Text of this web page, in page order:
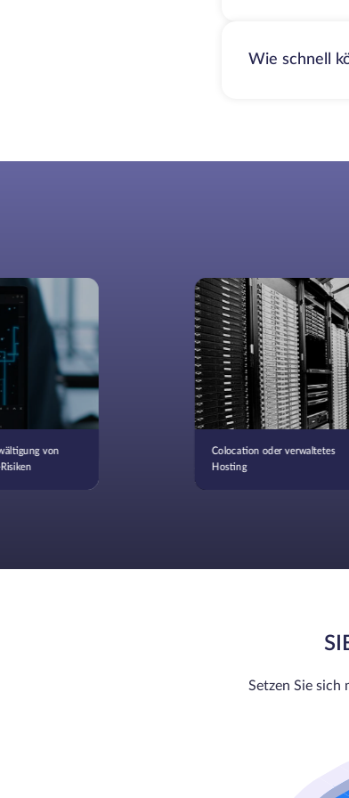
Wie schnell
von Colocation oder verwaltetes
Hosting
Setzen Sie